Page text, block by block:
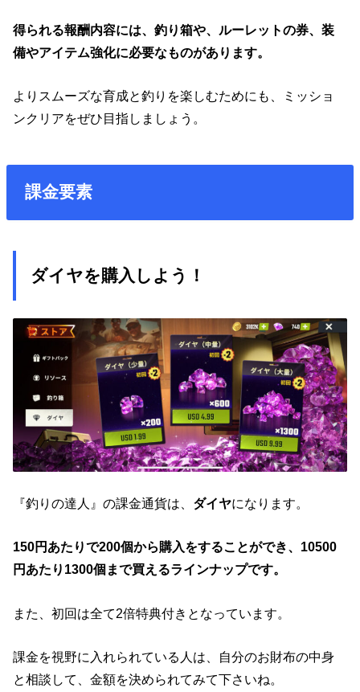
得られる報酬内容には、釣り箱や、ルーレットの券、装
備やアイテム強化に必要なものがあります。
よりスムーズな育成と釣りを楽しむためにも、ミッショ
ンクリアをぜひ目指しましょう。
課金要素
ダイヤを購入しよう！
『釣りの達人』の課金通貨は、 ダイヤになります。
150円あたりで200個から購入をすることができ、10500
円あたり1300個まで買えるラインナップです。
また、初回は全て2倍特典付きとなっています。
課金を視野に入れられている人は、自分のお財布の中身
と相談して、金額を決められてみて下さいね。